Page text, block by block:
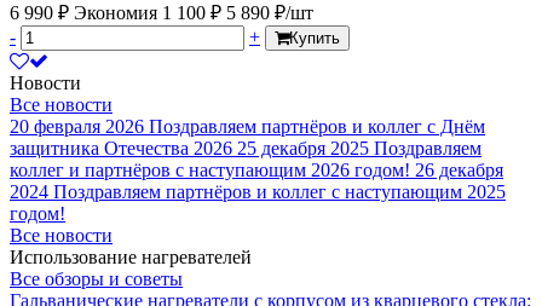
6 990 ₽ Экономия 1 100 ₽ 5 890 ₽/шт
-
+ Купить
Новости
Все новости
20 февраля 2026 Поздравляем партнёров и коллег с Днём
защитника Отечества 2026 25 декабря 2025 Поздравляем
коллег и партнёров с наступающим 2026 годом! 26 декабря
2024 Поздравляем партнёров и коллег с наступающим 2025
годом!
Все новости
Использование нагревателей
Все обзоры и советы
Гальванические нагреватели с корпусом из кварцевого стекла: